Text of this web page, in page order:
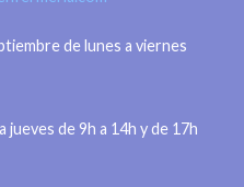
de lunes a viernes
de 9h a 14h y de 17h